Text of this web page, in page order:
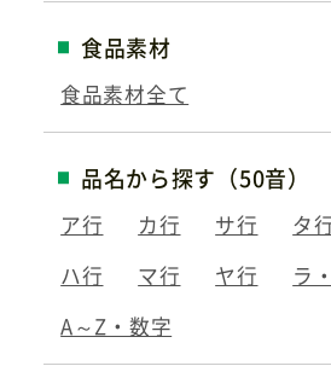
食品素材
食品素材全て
品名から探す（50音）
ア行 カ行 サ行 タ
ハ行
マ行 ヤ行
ラ
A～Z・数字